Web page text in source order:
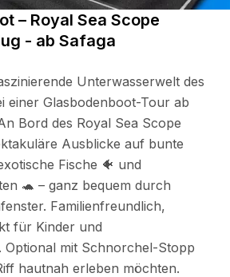
– Royal Sea Scope
- ab Safaga
Unterwasserwelt des
einer Glasbodenboot-Tour ab
Bord des Royal Sea Scope
Ausblicke auf bunte
Fische 🐠 und
🐢 – ganz bequem durch
Familienfreundlich,
für Kinder und
Optional mit Schnorchel-Stopp
hautnah erleben möchten.